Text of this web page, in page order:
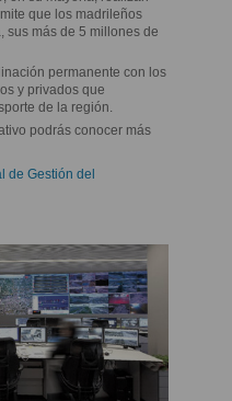
que los madrileños
sus más de 5 millones de
permanente con los
y privados que
de la región.
podrás conocer más
de Gestión del